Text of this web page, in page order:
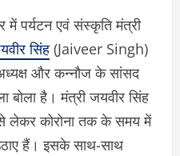
में पर्यटन एवं संस्कृति मंत्री
सिंह (Jaiveer Singh)
अध्यक्ष और कन्नौज के सांसद
बोला है। मंत्री जयवीर सिंह
लेकर कोरोना तक के समय में
हैं। इसके साथ-साथ